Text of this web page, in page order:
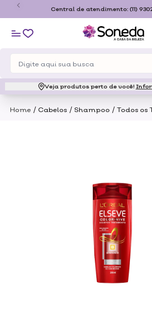
Central de atendimento: (11)
Veja produtos perto de você!
Home / Cabelos / Shampoo / Todos os